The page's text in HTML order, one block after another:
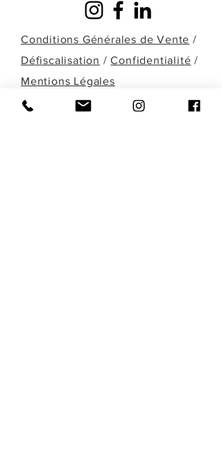
Conditions Générales de Vente /
Défiscalisation /Confidentialité /
Mentions Légales
Une question? Une demande particulière?